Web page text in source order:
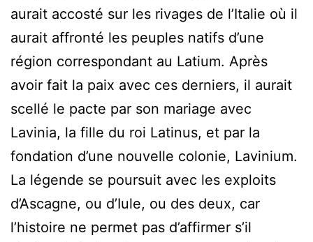
aurait accosté sur les rivages de l’Italie où il
aurait affronté les peuples natifs d’une
région correspondant au Latium. Après
avoir fait la paix avec ces derniers, il aurait
scellé le pacte par son mariage avec
Lavinia, la fille du roi Latinus, et par la
fondation d’une nouvelle colonie, Lavinium.
La légende se poursuit avec les exploits
d’Ascagne, ou d’Iule, ou des deux, car
l’histoire ne permet pas d’affirmer s’il